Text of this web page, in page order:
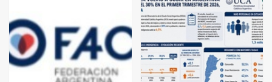
4
Accidente en Ruta 5: falleció un
joven de Trenque Lauquen